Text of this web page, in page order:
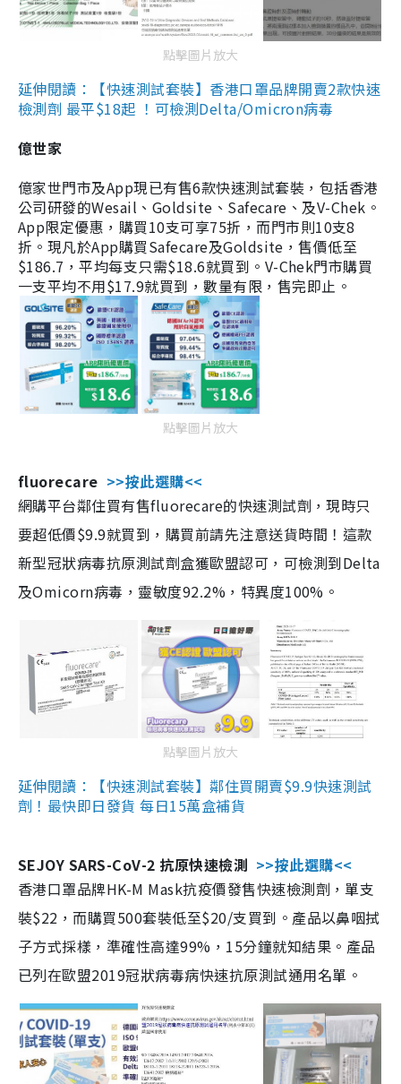
點擊圖片放大
延伸閱讀：【快速測試套裝】香港口罩品牌開賣2款快速
檢測劑 最平$18起 ！可檢測Delta/Omicron病毒
億世家
億家世門市及App現已有售6款快速測試套裝，包括香港
公司研發的Wesail、Goldsite、Safecare、及V-Chek。
App限定優惠，購買10支可享75折，而門市則10支8
折。現凡於App購買Safecare及Goldsite，售價低至
$186.7，平均每支只需$18.6就買到。V-Chek門市購買
一支平均不用$17.9就買到，數量有限，售完即止。
點擊圖片放大
fluorecare >>按此選購<<
網購平台鄰住買有售fluorecare的快速測試劑，現時只
要超低價$9.9就買到，購買前請先注意送貨時間！這款
新型冠狀病毒抗原測試劑盒獲歐盟認可，可檢測到Delta
及Omicorn病毒，靈敏度92.2%，特異度100%。
點擊圖片放大
延伸閱讀：【快速測試套裝】鄰住買開賣$9.9快速測試
劑！最快即日發貨 每日15萬盒補貨
SEJOY SARS-CoV-2 抗原快速檢測 >>按此選購<<
香港口罩品牌HK-M Mask抗疫價發售快速檢測劑，單支
裝$22，而購買500套裝低至$20/支買到。產品以鼻咽拭
子方式採樣，準確性高達99%，15分鐘就知結果。產品
已列在歐盟2019冠狀病毒病快速抗原測試通用名單。